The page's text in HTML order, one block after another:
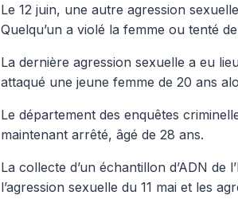
Le 12 juin, une autre agression
Quelqu’un a violé la femme ou tenté
La dernière agression sexuelle a eu
attaqué une jeune femme de 20 ans
Le département des enquêtes
maintenant arrêté, âgé de 28 ans.
La collecte d’un échantillon d’ADN
l’agression sexuelle du 11 mai et les